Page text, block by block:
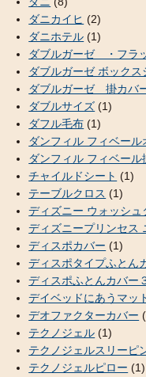
ダニカイヒ (2)
ダニホテル (1)
ダブルガーゼ ・フラ
ダブルガーゼ ボックス
ダブルガーゼ 掛カバ
ダブルサイズ (1)
ダフル毛布 (1)
ダンフィル フィベール
ダンフィル フィベール
チャイルドシート (1)
テーブルクロス (1)
ディズニー ウォッシュ
ディズニープリンセス
ディスポカバー (1)
ディスポタイプふとん
ディスポふとんカバー
デイベッドにあうマッ
デオファクターカバー
テクノジェル (1)
テクノジェルスリーピ
テクノジェルピロー (1)